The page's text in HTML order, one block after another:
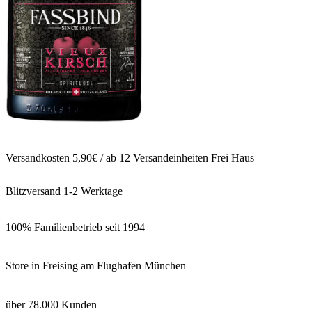
Versandkosten 5,90€ / ab 12 Versandeinheiten Frei Haus
Blitzversand 1-2 Werktage
100% Familienbetrieb seit 1994
Store in Freising am Flughafen München
über 78.000 Kunden